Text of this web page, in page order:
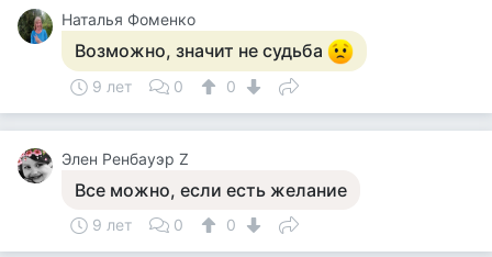
Наталья Фоменко
Возможно, значит не судьба
9 лет 0 0
Элен Ренбауэр Z
Все можно, если есть желание
9 лет 0 0